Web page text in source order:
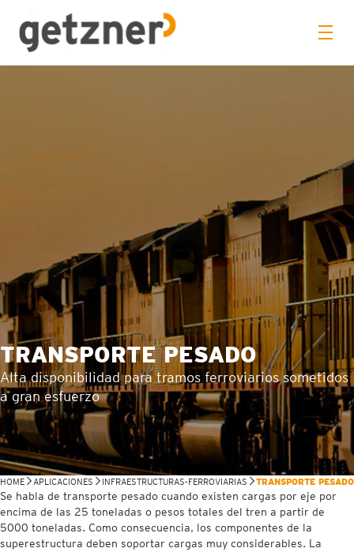
TRANSPORTE PESADO
Alta disponibilidad para tramos ferroviarios sometidos
a gran esfuerzo
HOME APLICACIONES INFRAESTRUCTURAS-FERROVIARIAS TRANSPORTE PESADO
Se habla de transporte pesado cuando existen cargas por eje por
encima de las 25 toneladas o pesos totales del tren a partir de
5000 toneladas. Como consecuencia, los componentes de la
superestructura deben soportar cargas muy considerables. La